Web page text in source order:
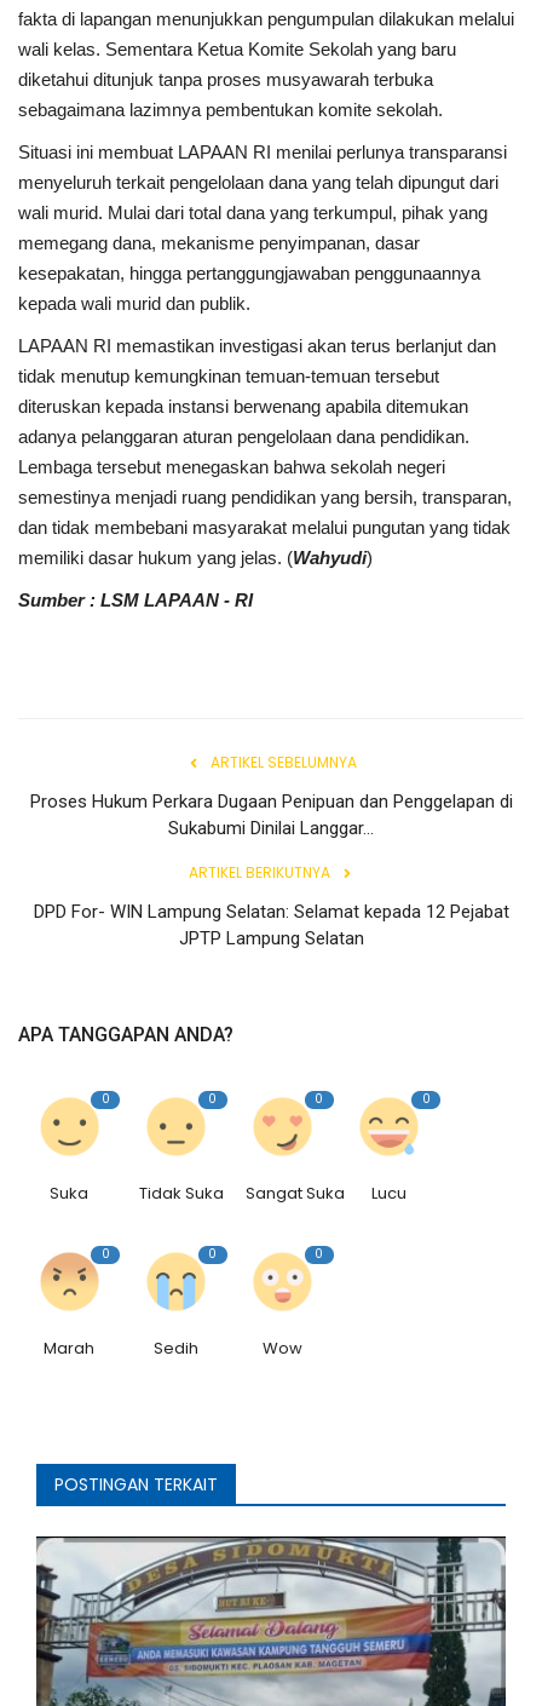
Opini
Rubrik
Lampung
fakta di lapangan menunjukkan pengumpulan dilakukan melalui
wali kelas. Sementara Ketua Komite Sekolah yang baru
diketahui ditunjuk tanpa proses musyawarah terbuka
sebagaimana lazimnya pembentukan komite sekolah.
Situasi ini membuat LAPAAN RI menilai perlunya transparansi
menyeluruh terkait pengelolaan dana yang telah dipungut dari
wali murid. Mulai dari total dana yang terkumpul, pihak yang
memegang dana, mekanisme penyimpanan, dasar
kesepakatan, hingga pertanggungjawaban penggunaannya
kepada wali murid dan publik.
LAPAAN RI memastikan investigasi akan terus berlanjut dan
tidak menutup kemungkinan temuan-temuan tersebut
diteruskan kepada instansi berwenang apabila ditemukan
adanya pelanggaran aturan pengelolaan dana pendidikan.
Lembaga tersebut menegaskan bahwa sekolah negeri
semestinya menjadi ruang pendidikan yang bersih, transparan,
dan tidak membebani masyarakat melalui pungutan yang tidak
memiliki dasar hukum yang jelas. (Wahyudi)
Sumber : LSM LAPAAN - RI
ARTIKEL SEBELUMNYA
Proses Hukum Perkara Dugaan Penipuan dan Penggelapan di
Sukabumi Dinilai Langgar...
ARTIKEL BERIKUTNYA
DPD For- WIN Lampung Selatan: Selamat kepada 12 Pejabat
JPTP Lampung Selatan
APA TANGGAPAN ANDA?
0
Suka
0
Tidak Suka
0
Sangat Suka
0
Lucu
0
Marah
0
Sedih
0
Wow
POSTINGAN TERKAIT